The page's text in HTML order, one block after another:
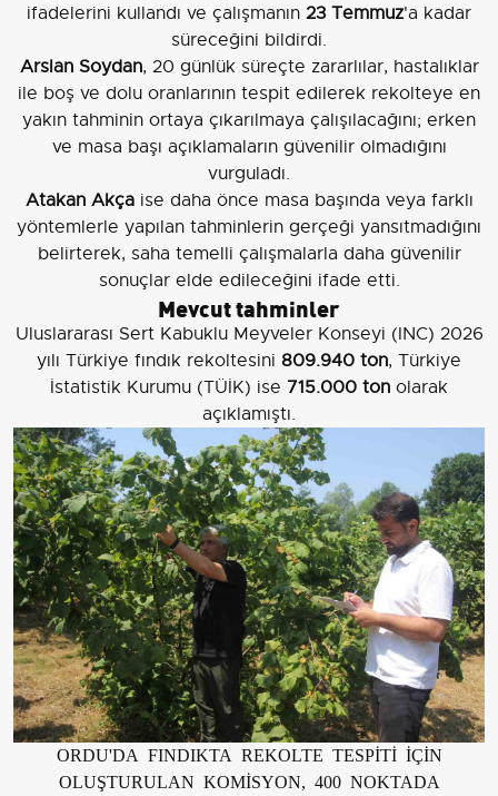
ifadelerini kullandı ve çalışmanın 23 Temmuz'a kadar
süreceğini bildirdi.
Arslan Soydan, 20 günlük süreçte zararlılar, hastalıklar
ile boş ve dolu oranlarının tespit edilerek rekolteye en
yakın tahminin ortaya çıkarılmaya çalışılacağını; erken
ve masa başı açıklamaların güvenilir olmadığını
vurguladı.
Atakan Akçaise daha önce masa başında veya farklı
yöntemlerle yapılan tahminlerin gerçeği yansıtmadığını
belirterek, saha temelli çalışmalarla daha güvenilir
sonuçlar elde edileceğini ifade etti.
Mevcut tahminler
Uluslararası Sert Kabuklu Meyveler Konseyi (INC) 2026
yılı Türkiye fındık rekoltesini 809.940 ton, Türkiye
İstatistik Kurumu (TÜİK) ise 715.000 ton olarak
açıklamıştı.
ORDU'DA FINDIKTA REKOLTE TESPİTİ İÇİN
OLUŞTURULAN KOMİSYON, 400 NOKTADA